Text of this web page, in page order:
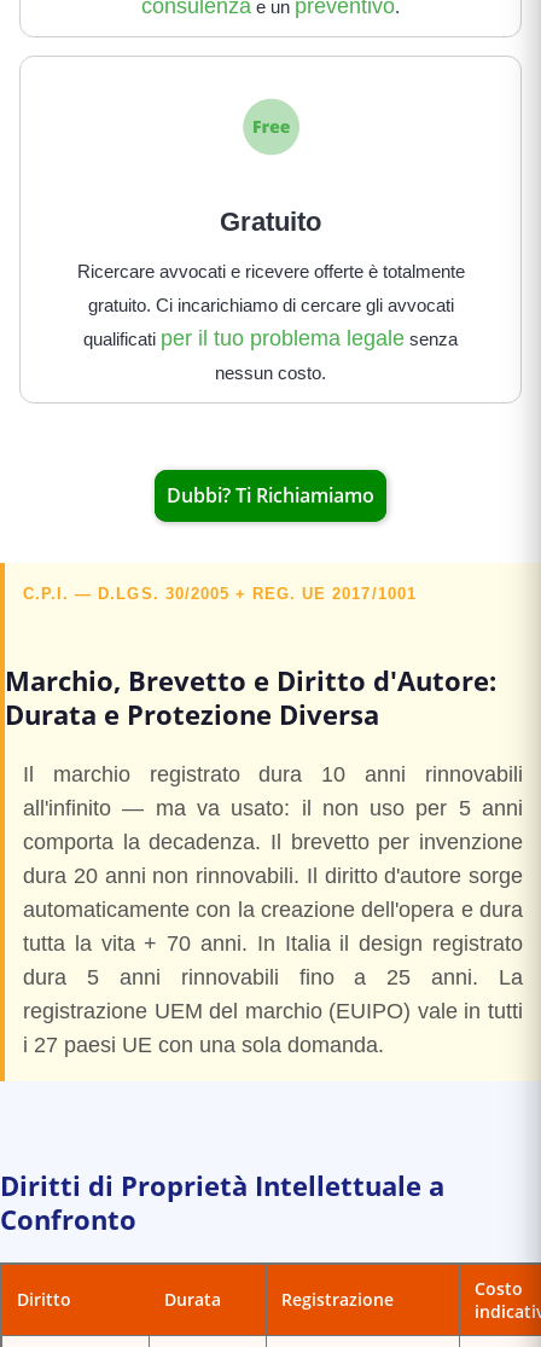
consulenza e un preventivo.
Gratuito
Ricercare avvocati e ricevere offerte è totalmente
gratuito. Ci incarichiamo di cercare gli avvocati
qualificati per il tuo problema legale senza
nessun costo.
Dubbi? Ti Richiamiamo
C.P.I. — D.LGS. 30/2005 + REG. UE 2017/1001
Marchio, Brevetto e Diritto d'Autore:
Durata e Protezione Diversa
Il marchio registrato dura 10 anni rinnovabili
all'infinito — ma va usato: il non uso per 5 anni
comporta la decadenza. Il brevetto per invenzione
dura 20 anni non rinnovabili. Il diritto d'autore sorge
automaticamente con la creazione dell'opera e dura
tutta la vita + 70 anni. In Italia il design registrato
dura 5 anni rinnovabili fino a 25 anni. La
registrazione UEM del marchio (EUIPO) vale in tutti
i 27 paesi UE con una sola domanda.
Diritti di Proprietà Intellettuale a
Confronto
Diritto Durata Registrazione
Costo